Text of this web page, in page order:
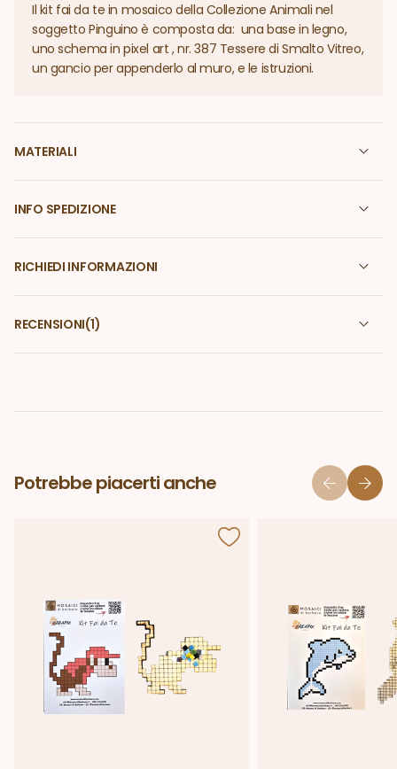
MATERIALI
INFO SPEDIZIONE
RICHIEDI INFORMAZIONI
RECENSIONI(1)
Il kit fai da te in mosaico della Collezione Animali nel
soggetto Pinguino è composta da: una base in legno,
uno schema in pixel art , nr. 387 Tessere di Smalto Vitreo,
un gancio per appenderlo al muro, e le istruzioni.
Potrebbe piacerti anche